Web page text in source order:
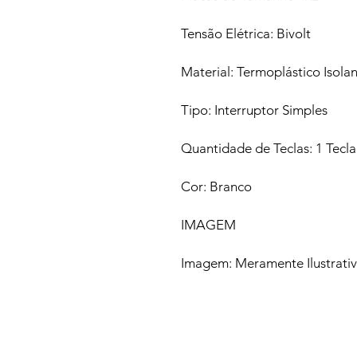
Tensão Elétrica: Bivolt
Material: Termoplástico
Tipo: Interruptor Simples
Quantidade de Teclas: 1 Tecla
Cor: Branco
IMAGEM
Imagem: Meramente